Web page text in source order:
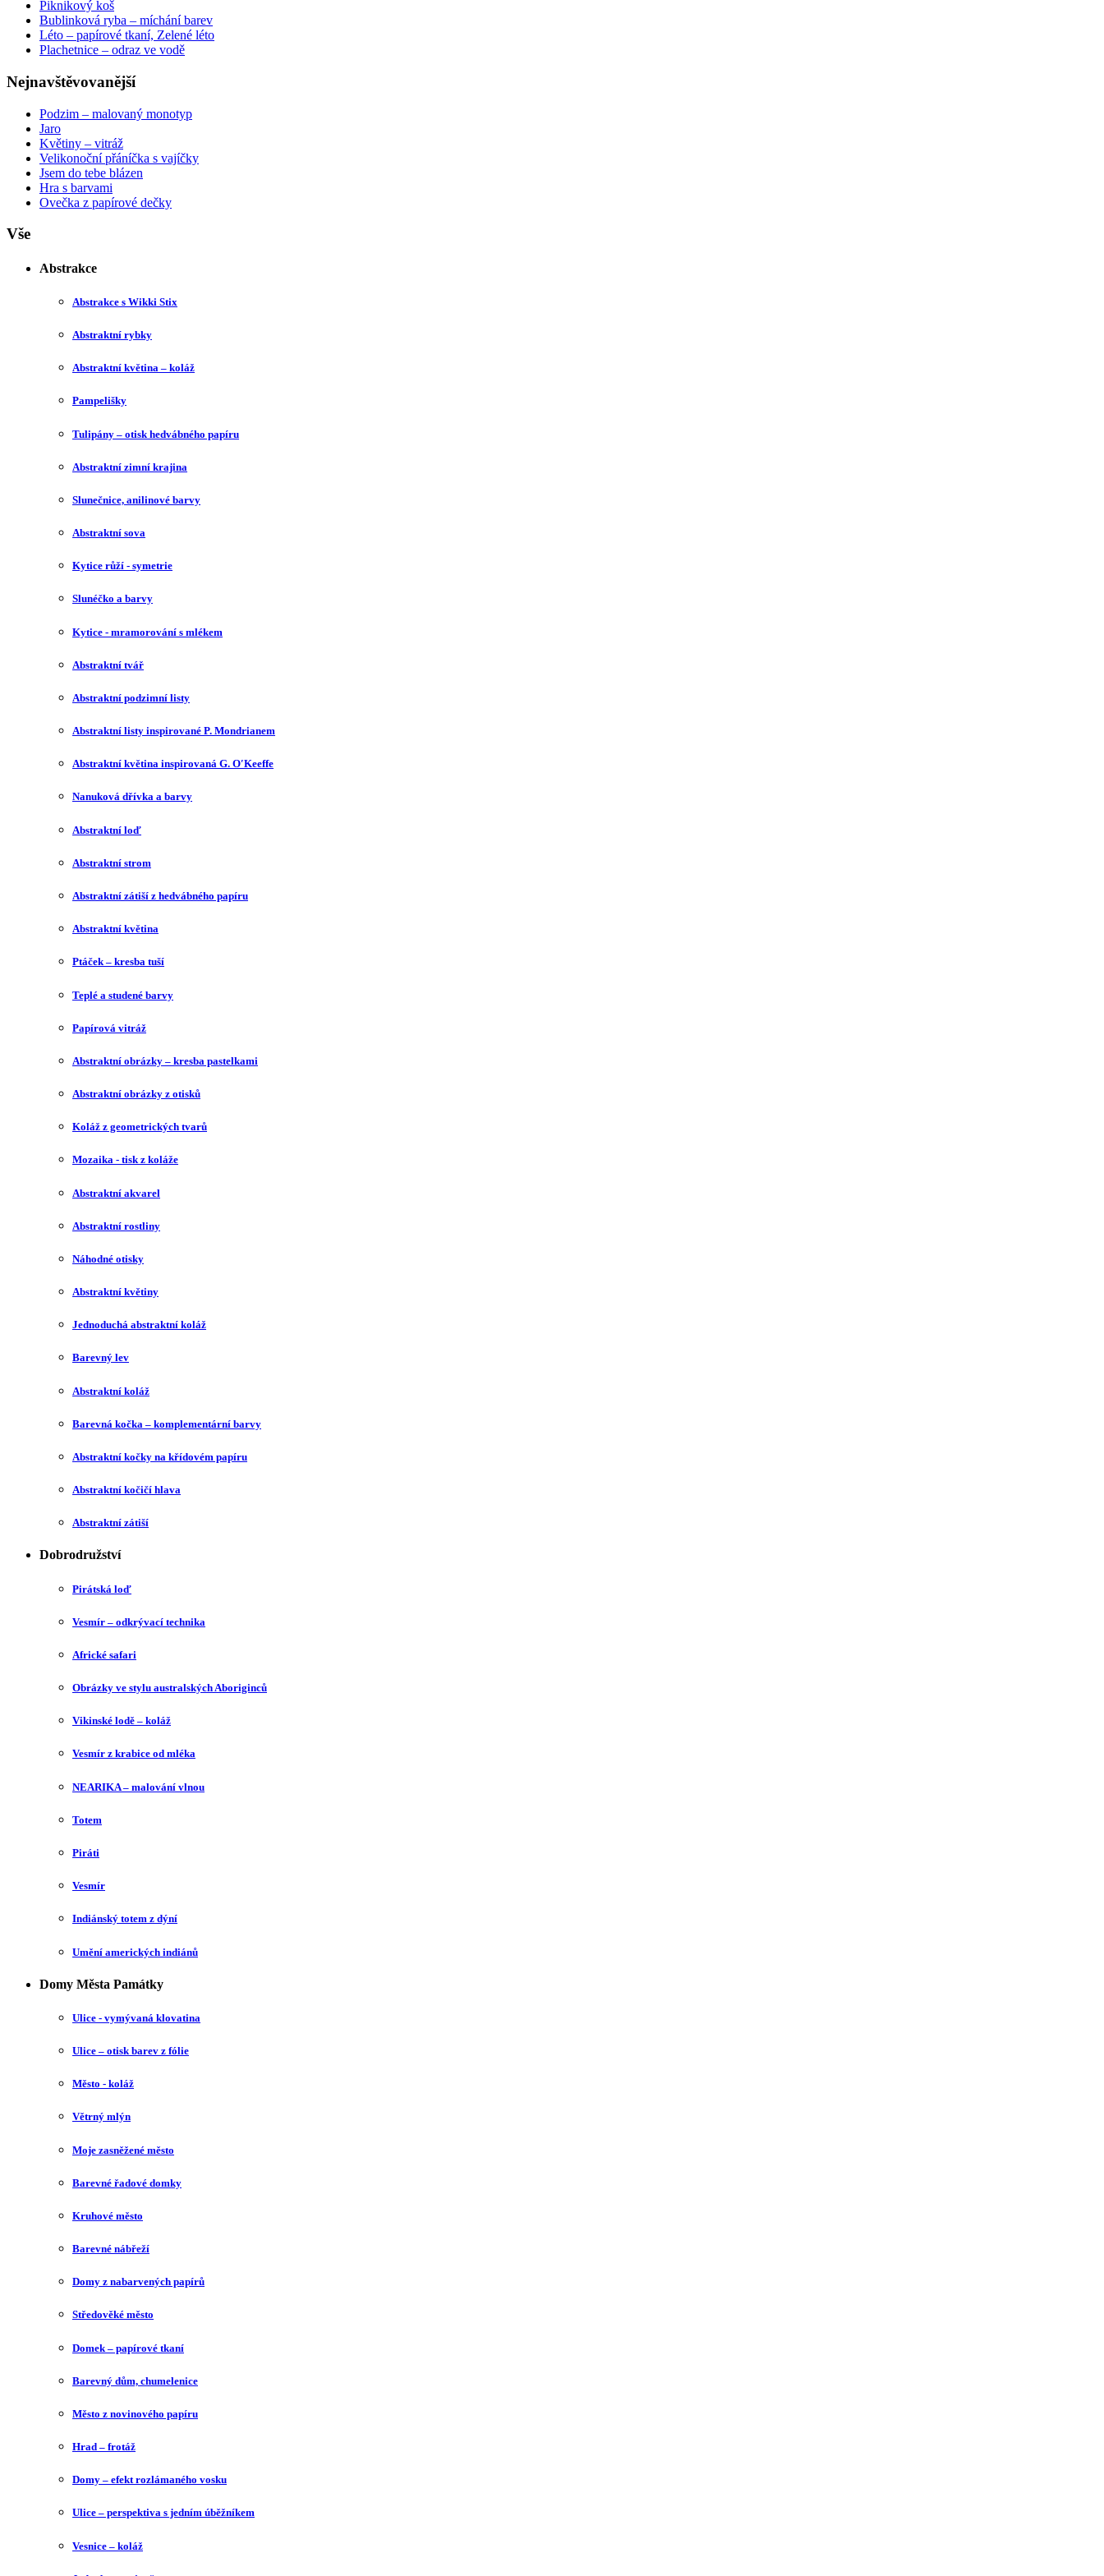
Piknikový koš
Bublinková ryba – míchání barev
Léto – papírové tkaní, Zelené léto
Plachetnice – odraz ve vodě
Nejnavštěvovanější
Podzim – malovaný monotyp
Jaro
Květiny – vitráž
Velikonoční přáníčka s vajíčky
Jsem do tebe blázen
Hra s barvami
Ovečka z papírové dečky
Vše
Abstrakce
Abstrakce s Wikki Stix
Abstraktní rybky
Abstraktní květina – koláž
Pampelišky
Tulipány – otisk hedvábného papíru
Abstraktní zimní krajina
Slunečnice, anilinové barvy
Abstraktní sova
Kytice růží - symetrie
Slunéčko a barvy
Kytice - mramorování s mlékem
Abstraktní tvář
Abstraktní podzimní listy
Abstraktní listy inspirované P. Mondrianem
Abstraktní květina inspirovaná G. O′Keeffe
Nanuková dřívka a barvy
Abstraktní loď
Abstraktní strom
Abstraktní zátiší z hedvábného papíru
Abstraktní květina
Ptáček – kresba tuší
Teplé a studené barvy
Papírová vitráž
Abstraktní obrázky – kresba pastelkami
Abstraktní obrázky z otisků
Koláž z geometrických tvarů
Mozaika - tisk z koláže
Abstraktní akvarel
Abstraktní rostliny
Náhodné otisky
Abstraktní květiny
Jednoduchá abstraktní koláž
Barevný lev
Abstraktní koláž
Barevná kočka – komplementární barvy
Abstraktní kočky na křídovém papíru
Abstraktní kočičí hlava
Abstraktní zátiší
Dobrodružství
Pirátská loď
Vesmír – odkrývací technika
Africké safari
Obrázky ve stylu australských Aboriginců
Vikinské lodě – koláž
Vesmír z krabice od mléka
NEARIKA – malování vlnou
Totem
Piráti
Vesmír
Indiánský totem z dýní
Umění amerických indiánů
Domy Města Památky
Ulice - vymývaná klovatina
Ulice – otisk barev z fólie
Město - koláž
Větrný mlýn
Moje zasněžené město
Barevné řadové domky
Kruhové město
Barevné nábřeží
Domy z nabarvených papírů
Středověké město
Domek – papírové tkaní
Barevný dům, chumelenice
Město z novinového papíru
Hrad – frotáž
Domy – efekt rozlámaného vosku
Ulice – perspektiva s jedním úběžníkem
Vesnice – koláž